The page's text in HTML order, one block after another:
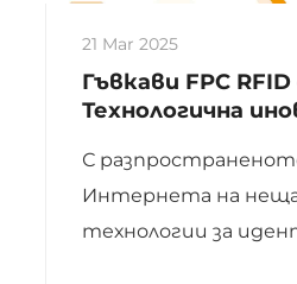
21 Mar 2025
Гъвкави FPC
Технологична
различни
С
Интернета на
технологии за